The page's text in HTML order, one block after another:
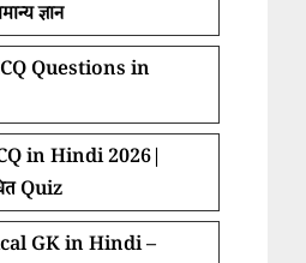
ज्ञान
Questions in
in Hindi 2026|
Quiz
GK in Hindi –